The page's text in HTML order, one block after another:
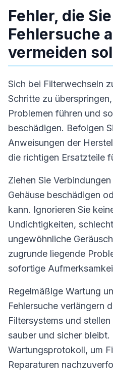
Fehler, die
Fehlersuche
vermeiden
Sich bei Filterwechseln
Schritte zu
Problemen führen und
beschädigen. Befolgen
Anweisungen der
die richtigen Ersatzteile
Ziehen Sie
Gehäuse beschädigen
kann. Ignorieren Sie
Undichtigkeiten,
ungewöhnliche
zugrunde liegende
sofortige
Regelmäßige Wartung
Fehlersuche verlängern
Filtersystems und
sauber und sicher bleibt.
Wartungsprotokoll, um
Reparaturen